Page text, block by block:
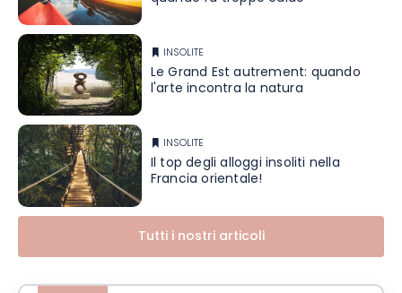
INSOLITE
Le Grand Est autrement: quando
l'arte incontra la natura
INSOLITE
Il top degli alloggi insoliti nella
Francia orientale!
Tutti i nostri articoli